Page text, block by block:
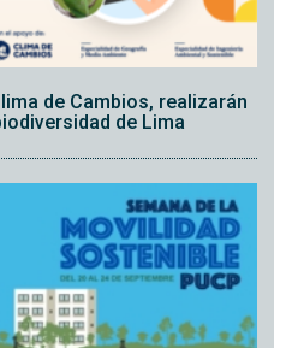
de Cambios, realizarán
de Lima